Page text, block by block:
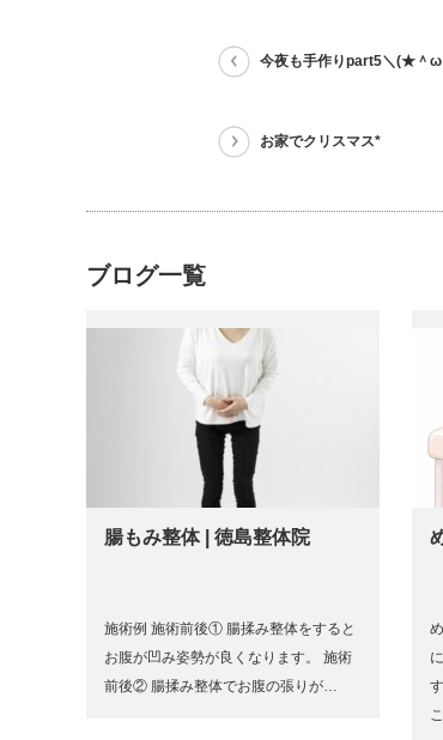
今夜も手作りpart5＼(★＾
お家でクリスマス*
ブログ一覧
腸もみ整体 | 徳島整体院
施術例 施術前後① 腸揉み整体をすると
お腹が凹み姿勢が良くなります。 施術
前後② 腸揉み整体でお腹の張りが…